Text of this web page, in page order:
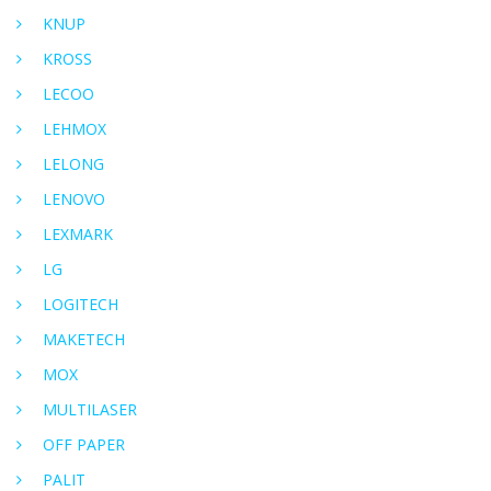
KNUP
KROSS
LECOO
LEHMOX
LELONG
LENOVO
LEXMARK
LG
LOGITECH
MAKETECH
MOX
MULTILASER
OFF PAPER
PALIT